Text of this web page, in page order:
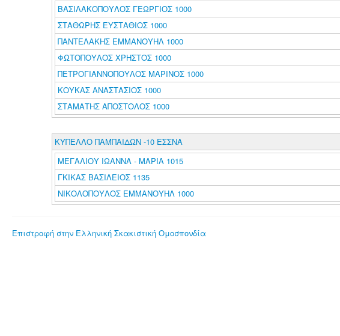
ΒΑΣΙΛΑΚΟΠΟΥΛΟΣ ΓΕΩΡΓΙΟΣ 1000
ΣΤΑΘΩΡΗΣ ΕΥΣΤΑΘΙΟΣ 1000
ΠΑΝΤΕΛΑΚΗΣ ΕΜΜΑΝΟΥΗΛ 1000
ΦΩΤΟΠΟΥΛΟΣ ΧΡΗΣΤΟΣ 1000
ΠΕΤΡΟΓΙΑΝΝΟΠΟΥΛΟΣ ΜΑΡΙΝΟΣ 1000
ΚΟΥΚΑΣ ΑΝΑΣΤΑΣΙΟΣ 1000
ΣΤΑΜΑΤΗΣ ΑΠΟΣΤΟΛΟΣ 1000
ΚΥΠΕΛΛΟ ΠΑΜΠΑΙΔΩΝ -10 ΕΣΣΝΑ
ΜΕΓΑΛΙΟΥ ΙΩΑΝΝΑ - ΜΑΡΙΑ 1015
ΓΚΙΚΑΣ ΒΑΣΙΛΕΙΟΣ 1135
ΝΙΚΟΛΟΠΟΥΛΟΣ ΕΜΜΑΝΟΥΗΛ 1000
Επιστροφή στην Ελληνική Σκακιστική Ομοσπονδία